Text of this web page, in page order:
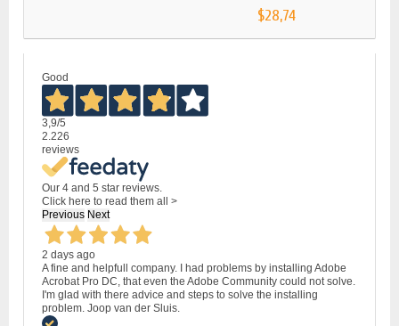
$28,74
Good
3,9/5
2.226
reviews
Our 4 and 5 star reviews.
Click here to read them all >
Previous Next
2 days ago
A fine and helpfull company. I had problems by installing Adobe
Acrobat Pro DC, that even the Adobe Community could not solve.
I'm glad with there advice and steps to solve the installing
problem. Joop van der Sluis.